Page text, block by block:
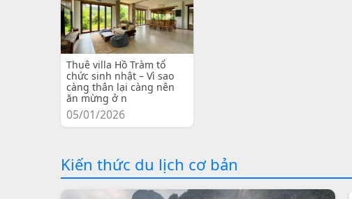
Thuê villa Hồ Tràm tổ
chức sinh nhật – Vì sao
càng thân lại càng nên
ăn mừng ở n
05/01/2026
Kiến thức du lịch cơ bản